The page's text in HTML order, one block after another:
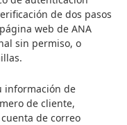
de dos pasos
web de ANA
sin permiso, o
información de
de cliente,
de correo